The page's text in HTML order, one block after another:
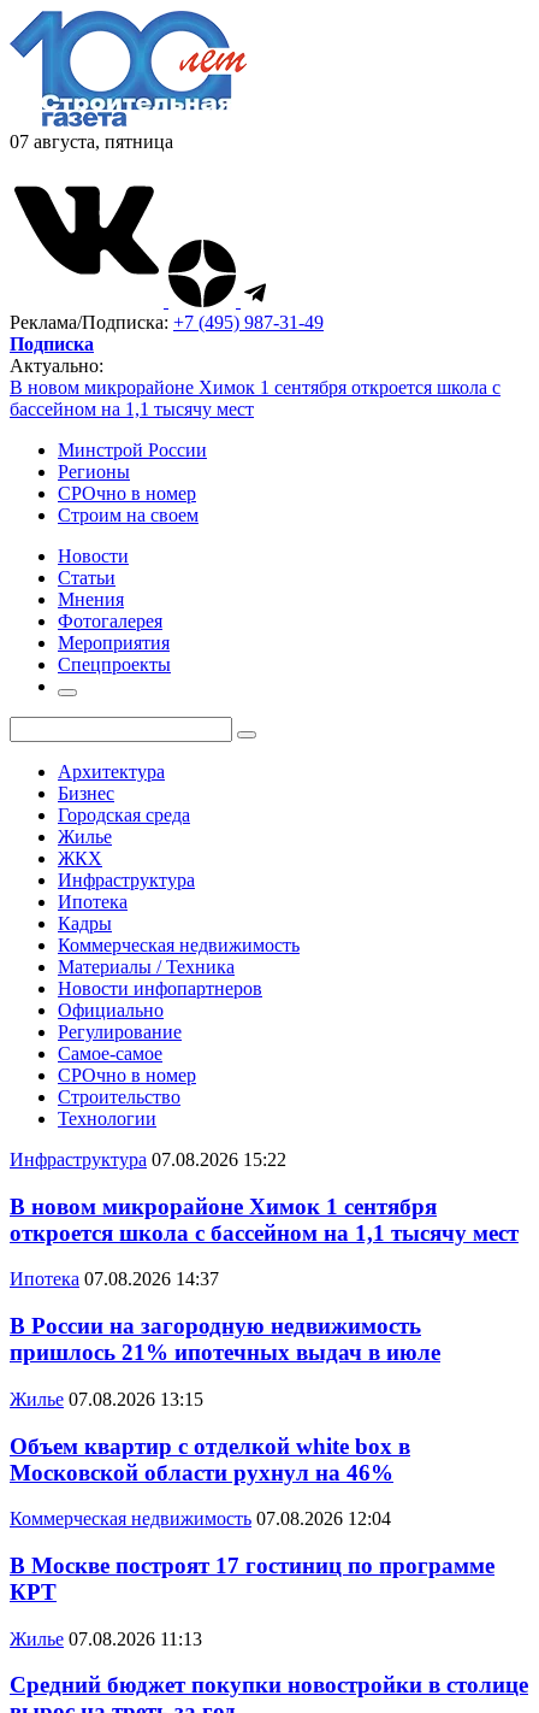
07 августа, пятница
Реклама/Подписка: +7 (495) 987-31-49
Подписка
Актуально:
В новом микрорайоне Химок 1 сентября откроется школа с
бассейном на 1,1 тысячу мест
Минстрой России
Регионы
СРОчно в номер
Строим на своем
Новости
Статьи
Мнения
Фотогалерея
Мероприятия
Спецпроекты
Архитектура
Бизнес
Городская среда
Жилье
ЖКХ
Инфраструктура
Ипотека
Кадры
Коммерческая недвижимость
Материалы / Техника
Новости инфопартнеров
Официально
Регулирование
Самое-самое
СРОчно в номер
Строительство
Технологии
Инфраструктура 07.08.2026 15:22
В новом микрорайоне Химок 1 сентября
откроется школа с бассейном на 1,1 тысячу мест
Ипотека 07.08.2026 14:37
В России на загородную недвижимость
пришлось 21% ипотечных выдач в июле
Жилье 07.08.2026 13:15
Объем квартир с отделкой white box в
Московской области рухнул на 46%
Коммерческая недвижимость 07.08.2026 12:04
В Москве построят 17 гостиниц по программе
КРТ
Жилье 07.08.2026 11:13
Средний бюджет покупки новостройки в столице